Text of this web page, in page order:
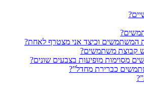
המשתמשים וכיצד אני מצטרף לאחת?
קבוצת משתמשים?
מסוימות מופיעות בצבעים שונים?
כברירת מחדל”?